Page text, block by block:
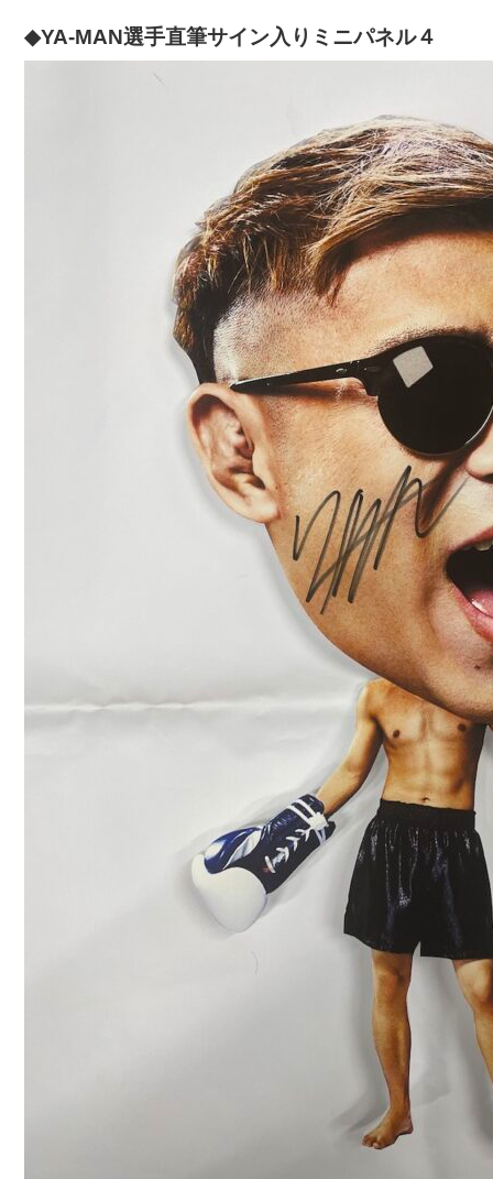
◆YA-MAN選手直筆サイン入りミニパネル４